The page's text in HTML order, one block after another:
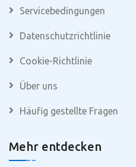
Servicebedingungen
Datenschutzrichtlinie
Cookie-Richtlinie
Über uns
Häufig gestellte Fragen
Mehr entdecken